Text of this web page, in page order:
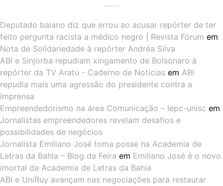
Deputado baiano diz que errou ao acusar repórter de ter
feito pergunta racista a médico negro | Revista Fórum em
Nota de Solidariedade à repórter Andréa Silva
ABI e Sinjorba repudiam xingamento de Bolsonaro à
repórter da TV Aratu - Caderno de Notícias em ABI
repudia mais uma agressão do presidente contra a
imprensa
Empreendedorismo na área Comunicação – lepc-unisc em
Jornalistas empreendedores revelam desafios e
possibilidades de negócios
Jornalista Emiliano José toma posse na Academia de
Letras da Bahia – Blog da Feira em Emiliano José é o novo
imortal da Academia de Letras da Bahia
ABI e UniRuy avançam nas negociações para restaurar